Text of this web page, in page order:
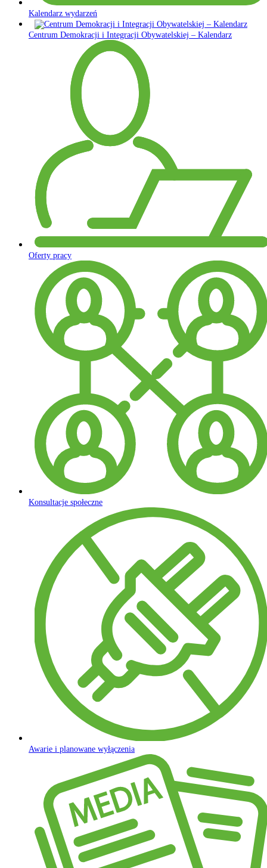
Kalendarz wydarzeń
Centrum Demokracji i Integracji Obywatelskiej – Kalendarz
Oferty pracy
Konsultacje społeczne
Awarie i planowane wyłączenia